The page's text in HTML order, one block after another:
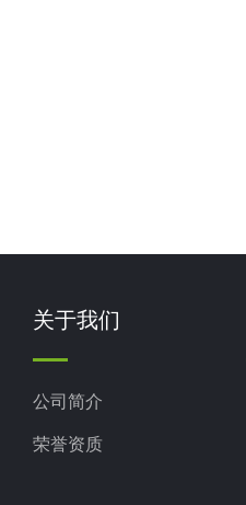
关于我们
公司简介
荣誉资质